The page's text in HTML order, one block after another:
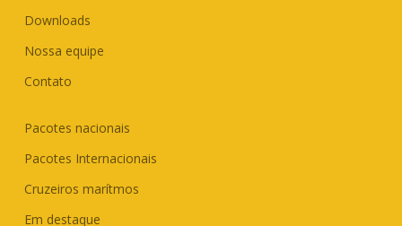
Downloads
Nossa equipe
Contato
Pacotes nacionais
Pacotes Internacionais
Cruzeiros marítmos
Em destaque